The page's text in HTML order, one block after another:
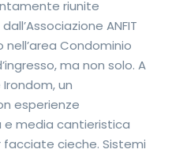
riunite
ANFIT
Condominio
ma non solo. A
un
esperienze
media cantieristica
cieche. Sistemi